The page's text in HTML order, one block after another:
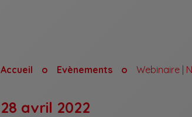
Accueil Evènements
28 avril 2022